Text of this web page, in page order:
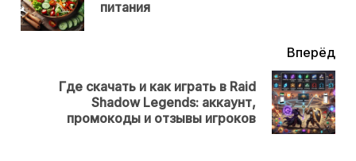
питания
Вперёд
Где скачать и как играть в Raid
Shadow Legends: аккаунт,
промокоды и отзывы игроков